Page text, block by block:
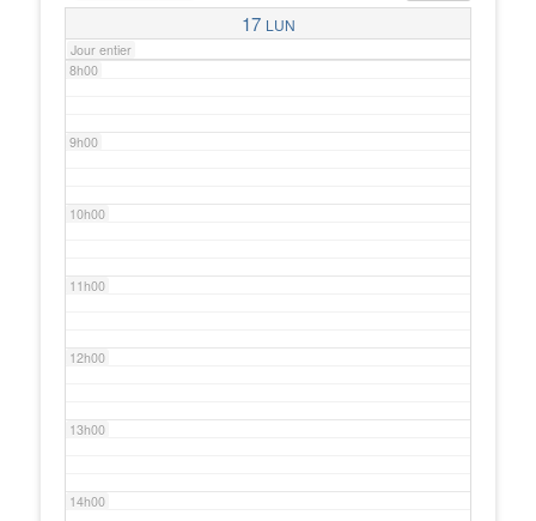
17 LUN
Jour entier
8h00
9h00
10h00
11h00
12h00
13h00
14h00